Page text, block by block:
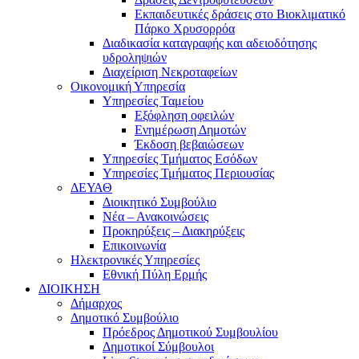
Εκπαιδευτικές δράσεις στο Βιοκλιματικό
Πάρκο Χρυσορρόα
Διαδικασία καταγραφής και αδειοδότησης
υδροληψιών
Διαχείριση Νεκροταφείων
Οικονομική Υπηρεσία
Υπηρεσίες Ταμείου
Εξόφληση οφειλών
Ενημέρωση Δημοτών
Έκδοση βεβαιώσεων
Υπηρεσίες Τμήματος Εσόδων
Υπηρεσίες Τμήματος Περιουσίας
ΔΕΥΑΘ
Διοικητικό Συμβούλιο
Νέα – Ανακοινώσεις
Προκηρύξεις – Διακηρύξεις
Επικοινωνία
Ηλεκτρονικές Υπηρεσίες
Εθνική Πύλη Ερμής
ΔΙΟΙΚΗΣΗ
Δήμαρχος
Δημοτικό Συμβούλιο
Πρόεδρος Δημοτικού Συμβουλίου
Δημοτικοί Σύμβουλοι